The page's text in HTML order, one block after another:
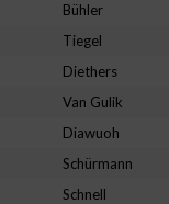
Bühler
Tiegel
Diethers
Van Gulik
Diawuoh
Schürmann
Schnell